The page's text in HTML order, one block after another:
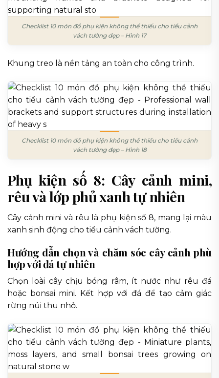
Checklist 10 món đồ phụ kiện không thể thiếu cho tiểu cảnh
vách tường đẹp – Hình 17
Khung treo là nền tảng an toàn cho công trình.
Checklist 10 món đồ phụ kiện không thể thiếu cho tiểu cảnh
vách tường đẹp – Hình 18
Phụ kiện số 8: Cây cảnh mini,
rêu và lớp phủ xanh tự nhiên
Cây cảnh mini và rêu là phụ kiện số 8, mang lại màu
xanh sinh động cho tiểu cảnh vách tường.
Hướng dẫn chọn và chăm sóc cây cảnh phù
hợp với đá tự nhiên
Chọn loài cây chịu bóng râm, ít nước như rêu đá
hoặc bonsai mini. Kết hợp với đá để tạo cảm giác
rừng núi thu nhỏ.